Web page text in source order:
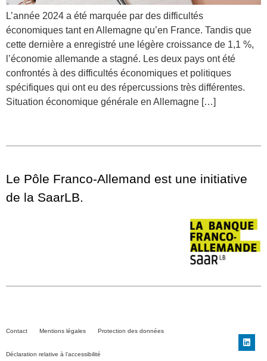
L’année 2024 a été marquée par des difficultés
économiques tant en Allemagne qu’en France. Tandis que
cette dernière a enregistré une légère croissance de 1,1 %,
l’économie allemande a stagné. Les deux pays ont été
confrontés à des difficultés économiques et politiques
spécifiques qui ont eu des répercussions très différentes.
Situation économique générale en Allemagne […]
Le Pôle Franco-Allemand est une initiative
de la SaarLB.
Contact Mentions légales Protection des données
Déclaration relative à l’accessibilité